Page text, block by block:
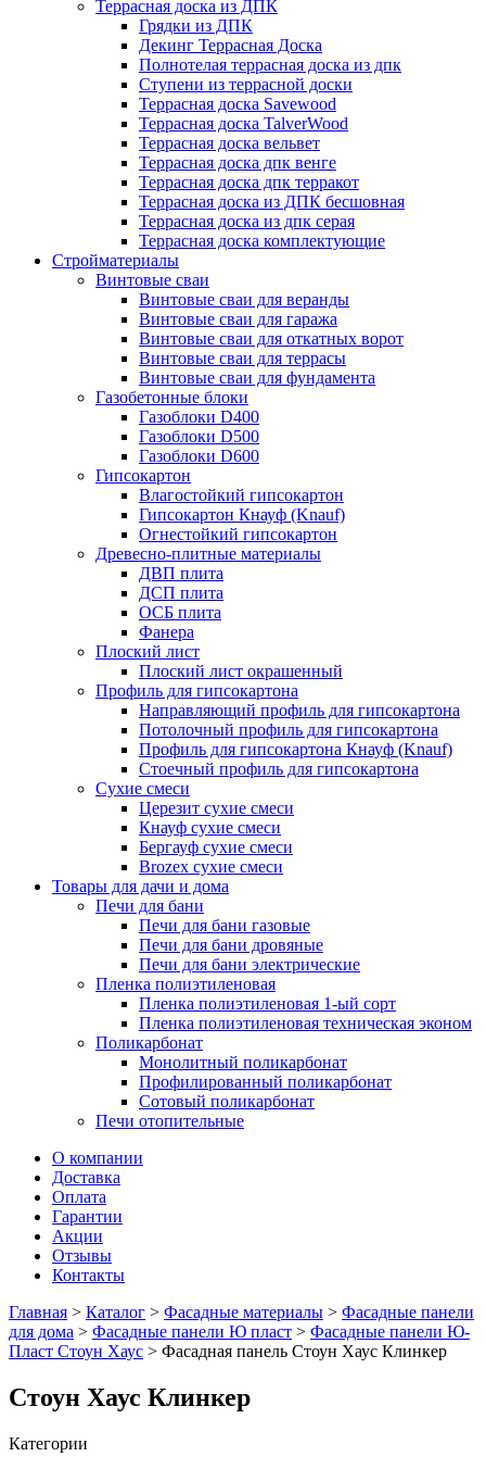
Террасная доска из ДПК
Грядки из ДПК
Декинг Террасная Доска
Полнотелая террасная доска из дпк
Ступени из террасной доски
Террасная доска Savewood
Террасная доска TalverWood
Террасная доска вельвет
Террасная доска дпк венге
Террасная доска дпк терракот
Террасная доска из ДПК бесшовная
Террасная доска из дпк серая
Террасная доска комплектующие
Стройматериалы
Винтовые сваи
Винтовые сваи для веранды
Винтовые сваи для гаража
Винтовые сваи для откатных ворот
Винтовые сваи для террасы
Винтовые сваи для фундамента
Газобетонные блоки
Газоблоки D400
Газоблоки D500
Газоблоки D600
Гипсокартон
Влагостойкий гипсокартон
Гипсокартон Кнауф (Knauf)
Огнестойкий гипсокартон
Древесно-плитные материалы
ДВП плита
ДСП плита
ОСБ плита
Фанера
Плоский лист
Плоский лист окрашенный
Профиль для гипсокартона
Направляющий профиль для гипсокартона
Потолочный профиль для гипсокартона
Профиль для гипсокартона Кнауф (Knauf)
Стоечный профиль для гипсокартона
Сухие смеси
Церезит сухие смеси
Кнауф сухие смеси
Бергауф сухие смеси
Brozex сухие смеси
Товары для дачи и дома
Печи для бани
Печи для бани газовые
Печи для бани дровяные
Печи для бани электрические
Пленка полиэтиленовая
Пленка полиэтиленовая 1-ый сорт
Пленка полиэтиленовая техническая эконом
Поликарбонат
Монолитный поликарбонат
Профилированный поликарбонат
Сотовый поликарбонат
Печи отопительные
О компании
Доставка
Оплата
Гарантии
Акции
Отзывы
Контакты
Главная > Каталог > Фасадные материалы > Фасадные панели
для дома > Фасадные панели Ю пласт > Фасадные панели Ю-
Пласт Стоун Хаус > Фасадная панель Стоун Хаус Клинкер
Стоун Хаус Клинкер
Категории